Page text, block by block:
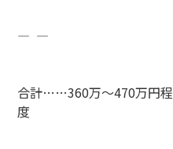
― ―
合計……360万～470万円程
度